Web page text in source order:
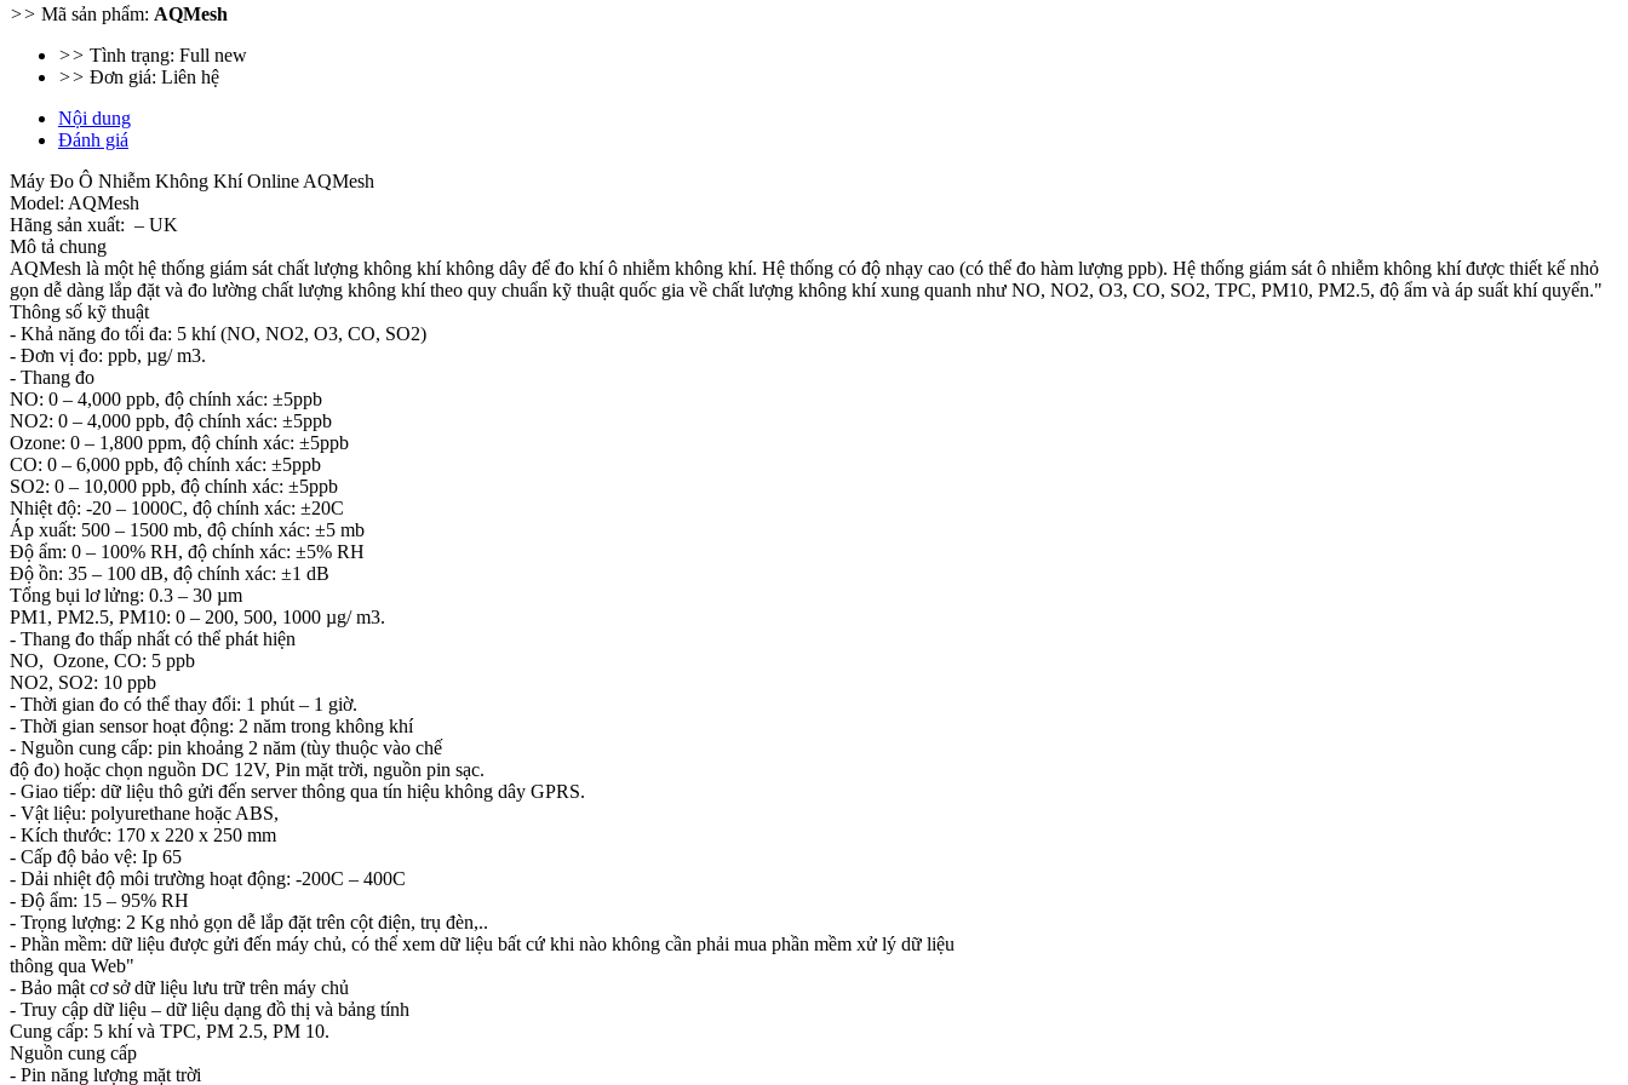
>> Mã sản phẩm: AQMesh
>> Tình trạng: Full new
>> Đơn giá: Liên hệ
Nội dung
Đánh giá
Máy Đo Ô Nhiễm Không Khí Online AQMesh
Model: AQMesh
Hãng sản xuất: – UK
Mô tả chung
AQMesh là một hệ thống giám sát chất lượng không khí không dây để đo khí ô nhiễm không khí. Hệ thống có độ nhạy cao (có thể đo hàm lượng ppb). Hệ thống giám sát ô nhiễm không khí được thiết kế nhỏ
gọn dễ dàng lắp đặt và đo lường chất lượng không khí theo quy chuẩn kỹ thuật quốc gia về chất lượng không khí xung quanh như NO, NO2, O3, CO, SO2, TPC, PM10, PM2.5, độ ẩm và áp suất khí quyển."
Thông số kỹ thuật
- Khả năng đo tối đa: 5 khí (NO, NO2, O3, CO, SO2)
- Đơn vị đo: ppb, µg/ m3.
- Thang đo
NO: 0 – 4,000 ppb, độ chính xác: ±5ppb
NO2: 0 – 4,000 ppb, độ chính xác: ±5ppb
Ozone: 0 – 1,800 ppm, độ chính xác: ±5ppb
CO: 0 – 6,000 ppb, độ chính xác: ±5ppb
SO2: 0 – 10,000 ppb, độ chính xác: ±5ppb
Nhiệt độ: -20 – 1000C, độ chính xác: ±20C
Áp xuất: 500 – 1500 mb, độ chính xác: ±5 mb
Độ ẩm: 0 – 100% RH, độ chính xác: ±5% RH
Độ ồn: 35 – 100 dB, độ chính xác: ±1 dB
Tổng bụi lơ lửng: 0.3 – 30 µm
PM1, PM2.5, PM10: 0 – 200, 500, 1000 µg/ m3.
- Thang đo thấp nhất có thể phát hiện
NO, Ozone, CO: 5 ppb
NO2, SO2: 10 ppb
- Thời gian đo có thể thay đổi: 1 phút – 1 giờ.
- Thời gian sensor hoạt động: 2 năm trong không khí
- Nguồn cung cấp: pin khoảng 2 năm (tùy thuộc vào chế
độ đo) hoặc chọn nguồn DC 12V, Pin mặt trời, nguồn pin sạc.
- Giao tiếp: dữ liệu thô gửi đến server thông qua tín hiệu không dây GPRS.
- Vật liệu: polyurethane hoặc ABS,
- Kích thước: 170 x 220 x 250 mm
- Cấp độ bảo vệ: Ip 65
- Dải nhiệt độ môi trường hoạt động: -200C – 400C
- Độ ẩm: 15 – 95% RH
- Trọng lượng: 2 Kg nhỏ gọn dễ lắp đặt trên cột điện, trụ đèn,..
- Phần mềm: dữ liệu được gửi đến máy chủ, có thể xem dữ liệu bất cứ khi nào không cần phải mua phần mềm xử lý dữ liệu
thông qua Web"
- Bảo mật cơ sở dữ liệu lưu trữ trên máy chủ
- Truy cập dữ liệu – dữ liệu dạng đồ thị và bảng tính
Cung cấp: 5 khí và TPC, PM 2.5, PM 10.
Nguồn cung cấp
- Pin năng lượng mặt trời